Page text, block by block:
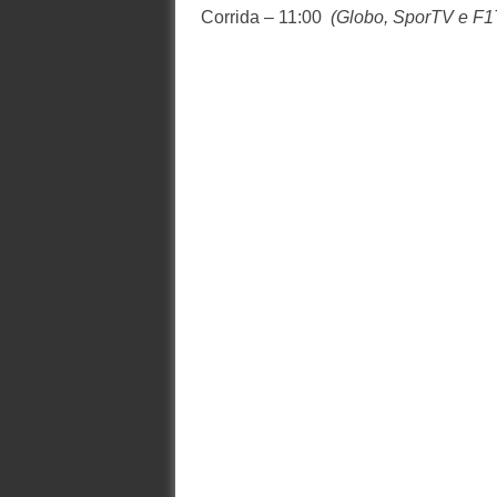
Corrida – 11:00 (Globo, SporTV e